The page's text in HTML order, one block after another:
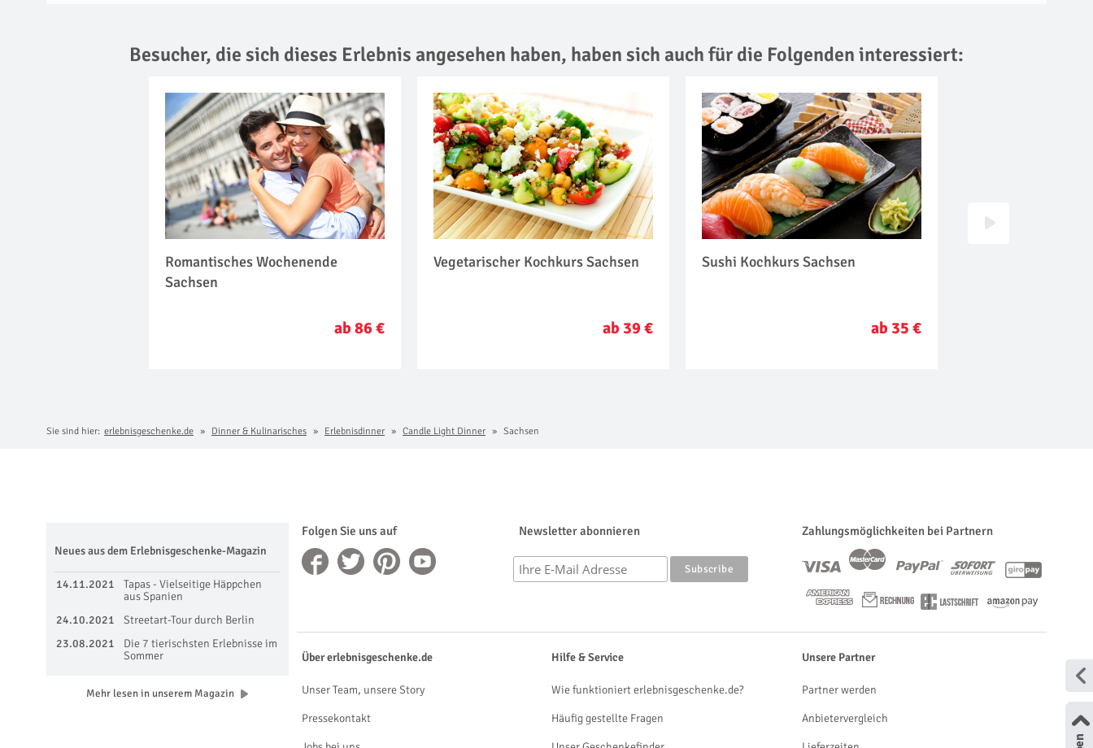
Besucher, die sich dieses Erlebnis angesehen haben, haben sich auch für die Folgenden interessiert:
Romantisches Wochenende
Sachsen
ab 86 €
Vegetarischer Kochkurs Sachsen
ab 39 €
Sushi Kochkurs Sachsen
ab 35 €
Sie sind hier: erlebnisgeschenke.de Dinner & Kulinarisches Erlebnisdinner Candle Light Dinner Sachsen
Folgen Sie uns auf Newsletter abonnieren Zahlungsmöglichkeiten bei Partnern
Neues aus dem Erlebnisgeschenke-Magazin
14.11.2021
Tapas - Vielseitige Häppchen
aus Spanien
24.10.2021
Streetart-Tour durch Berlin
23.08.2021
Die 7 tierischsten Erlebnisse im
Sommer
Mehr lesen in unserem Magazin
Über erlebnisgeschenke.de
Unser Team, unsere Story
Pressekontakt
Hilfe & Service
Wie funktioniert erlebnisgeschenke.de?
Häufig gestellte Fragen
Unsere Partner
Partner werden
Anbietervergleich